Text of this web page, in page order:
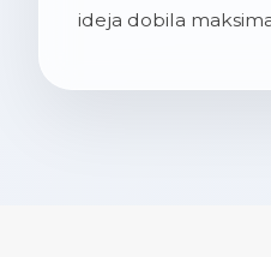
ideja dobila